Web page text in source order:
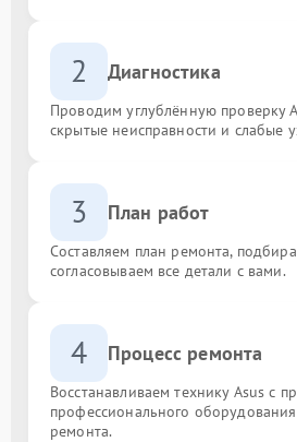
2 Диагностика
Проводим углублённую проверку
скрытые неисправности и слабые
3 План работ
Составляем план ремонта,
согласовываем все детали с вами.
4 Процесс ремонта
Восстанавливаем технику Asus с
профессионального
ремонта.